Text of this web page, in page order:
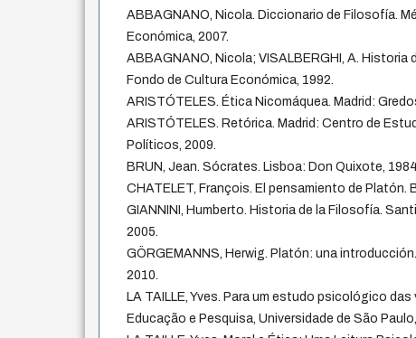
ABBAGNANO, Nicola. Diccionario de Filosofía.
Económica, 2007.
ABBAGNANO, Nicola; VISALBERGHI, A. Historia
Fondo de Cultura Económica, 1992.
ARISTÓTELES. Ética Nicomáquea. Madrid:
ARISTÓTELES. Retórica. Madrid: Centro de
Políticos, 2009.
BRUN, Jean. Sócrates. Lisboa: Don Quixote, 1984.
CHATELET, François. El pensamiento de Platón.
GIANNINI, Humberto. Historia de la Filosofía.
2005.
GÖRGEMANNS, Herwig. Platón: una
2010.
LA TAILLE, Yves. Para um estudo psicológico das
Educação e Pesquisa, Universidade de São Paulo,